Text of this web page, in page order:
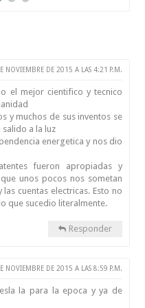
NOVIEMBRE DE 2015 A LAS 4:21 P.M.
el mejor cientifico y tecnico
y muchos de sus inventos se
a la luz
energetica y nos dio
fueron apropiadas y
unos pocos nos sometan
cuentas electricas. Esto no
que sucedio literalmente.
Responder
NOVIEMBRE DE 2015 A LAS 8:59 P.M.
la para la epoca y ya de